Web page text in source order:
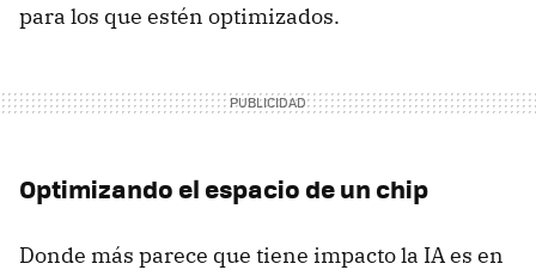
para los que estén optimizados.
Optimizando el espacio de un chip
Donde más parece que tiene impacto la IA es en